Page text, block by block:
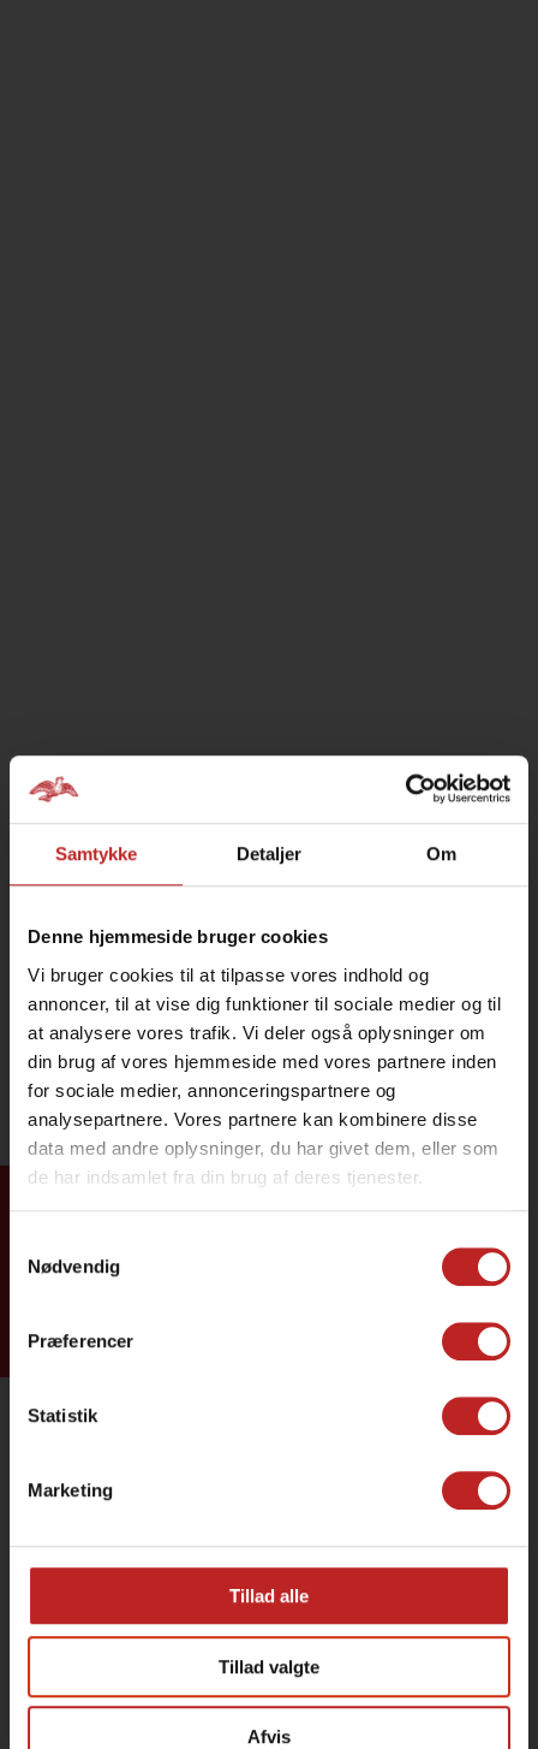
Samtykke Detaljer Om
Denne hjemmeside bruger cookies
Vi bruger cookies til at tilpasse vores indhold og
annoncer, til at vise dig funktioner til sociale medier og til
at analysere vores trafik. Vi deler også oplysninger om
din brug af vores hjemmeside med vores partnere inden
for sociale medier, annonceringspartnere og
analysepartnere. Vores partnere kan kombinere disse
data med andre oplysninger, du har givet dem, eller som
de har indsamlet fra din brug af deres tjenester.
Nødvendig
Præferencer
Statistik
Marketing
Tillad alle
Tillad valgte
Afvis
Tilmeld dig